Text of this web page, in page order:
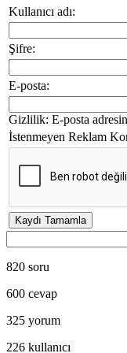
Kullanıcı adı:
Şifre:
E-posta:
Gizlilik: E-posta
İstenmeyen Reklam
820 soru
600 cevap
325 yorum
226 kullanıcı